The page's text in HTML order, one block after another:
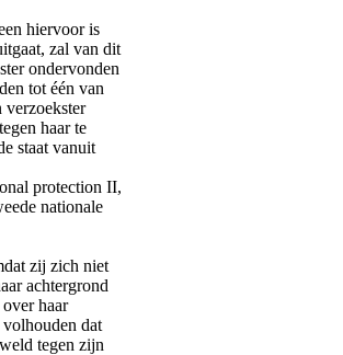
hiervoor is
zal van dit
ondervonden
tot één van
verzoekster
haar te
staat vanuit
protection II,
nationale
zij zich niet
achtergrond
haar
dat
tegen zijn